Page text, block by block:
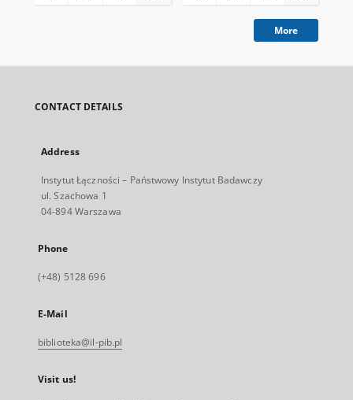
More
CONTACT DETAILS
Address
Instytut Łączności – Państwowy Instytut Badawczy
ul. Szachowa 1
04-894 Warszawa
Phone
(+48) 5128 696
E-Mail
biblioteka@il-pib.pl
Visit us!